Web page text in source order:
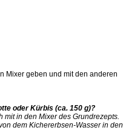
Mixer geben und mit den anderen
oder Kürbis (ca. 150 g)?
in den Mixer des Grundrezepts.
dem Kichererbsen-Wasser in den